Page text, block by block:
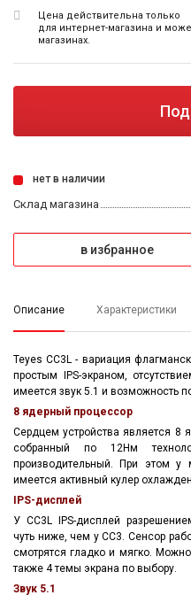
Цена действительна только
для интернет-магазина и
магазинах.
Под
нет в наличии
Склад магазина
в избранное
Описание Характеристики
Teyes CC3L - вариация
простым IPS-экраном,
имеется звук 5.1 и возможность
8 ядерный процессор
Сердцем устройства является 8
собранный по 12Нм
производительный. При этом у
имеется активный кулер
IPS-дисплей
У CC3L IPS-дисплей
чуть ниже, чем у СС3. Сенсор
смотрятся гладко и мягко.
также 4 темы экрана по выбору.
Звук 5.1